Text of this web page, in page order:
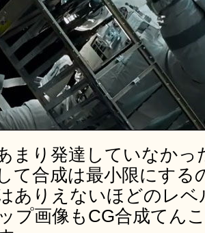
まり発達していなか
て合成は最小限にする
ありえないほどのレ
プ画像もCG合成てん